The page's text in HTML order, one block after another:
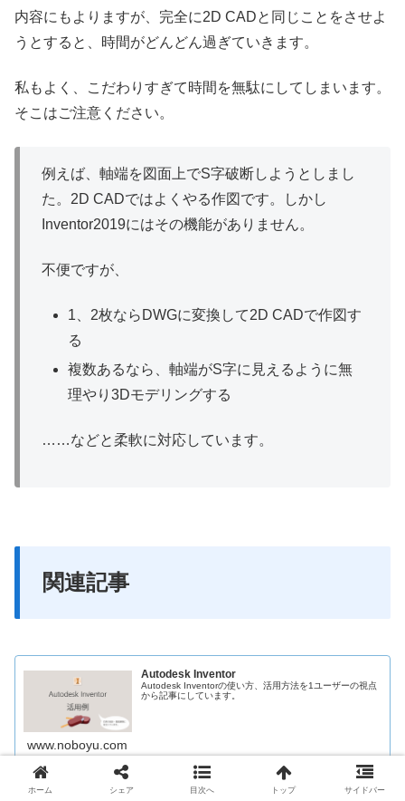
内容にもよりますが、完全に2D CADと同じことをさせよ
うとすると、時間がどんどん過ぎていきます。
私もよく、こだわりすぎて時間を無駄にしてしまいます。
そこはご注意ください。
例えば、軸端を図面上でS字破断しようとしまし
た。2D CADではよくやる作図です。しかし
Inventor2019にはその機能がありません。
不便ですが、
1、2枚ならDWGに変換して2D CADで作図す
る
複数あるなら、軸端がS字に見えるように無
理やり3Dモデリングする
……などと柔軟に対応しています。
関連記事
Autodesk Inventor
Autodesk Inventorの使い方、活用方法を1ユーザーの視点
から記事にしています。
www.noboyu.com
ホーム シェア 目次へ トップ サイドバー